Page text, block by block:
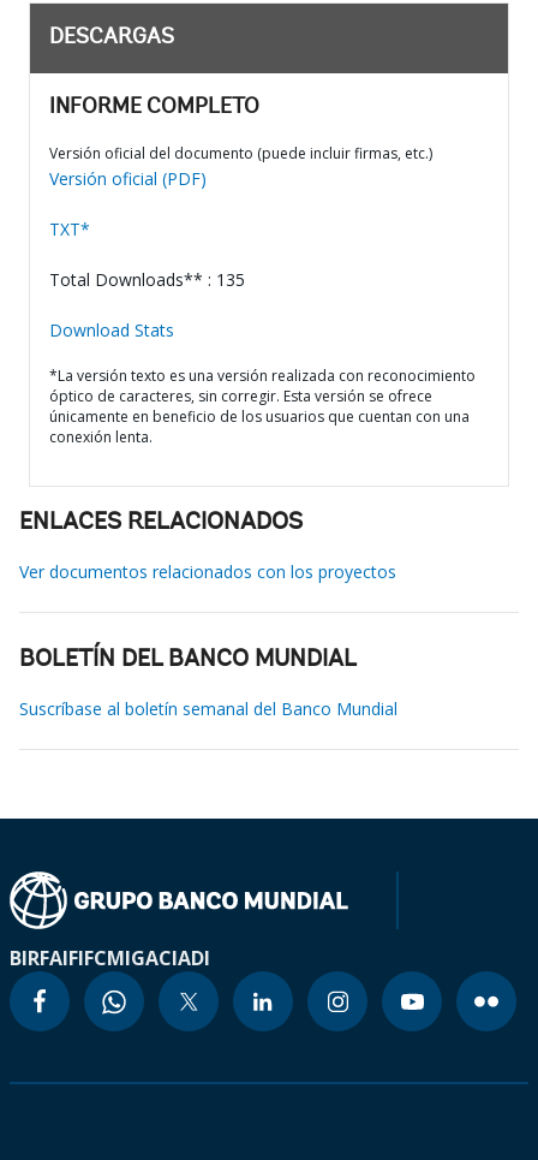
DESCARGAS
INFORME COMPLETO
Versión oficial del documento (puede incluir firmas, etc.)
Versión oficial (PDF)
TXT*
Total Downloads** : 135
Download Stats
*La versión texto es una versión realizada con reconocimiento
óptico de caracteres, sin corregir. Esta versión se ofrece
únicamente en beneficio de los usuarios que cuentan con una
conexión lenta.
ENLACES RELACIONADOS
Ver documentos relacionados con los proyectos
BOLETÍN DEL BANCO MUNDIAL
Suscríbase al boletín semanal del Banco Mundial
BIRFAIFIFCMIGACIADI